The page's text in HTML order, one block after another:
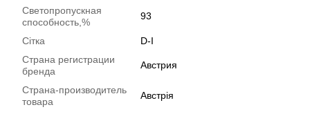
Светопропускная
способность,%
93
Сітка
D-I
Страна регистрации
бренда
Австрия
Страна-производитель
товара
Австрія